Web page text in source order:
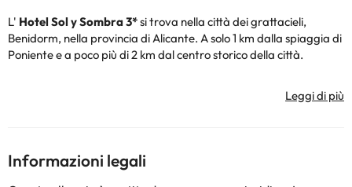
L' Hotel Sol y Sombra 3*si trova nella città dei grattacieli,
Benidorm, nella provincia di Alicante. A solo 1 km dalla spiaggia di
Poniente e a poco più di 2 km dal centro storico della città.
La struttura dispone di reception 24 ore su 24, wifi gratuito, aria
condizionata e riscaldamento, ristorante, bar-caffetteria,
prendere il sole nell'area del giardino e nella terrazza solarium
con lettini, fantastica!
Informazioni legali